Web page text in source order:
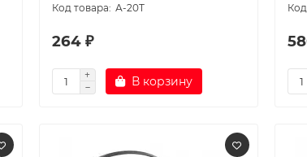
А-20Т
264 ₽
В корзину